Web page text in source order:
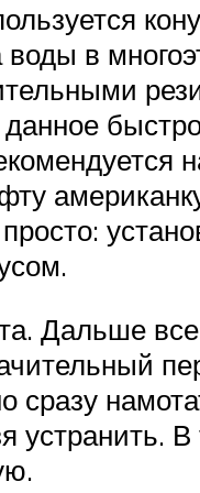
в
Дальше все
сразу
устранить.